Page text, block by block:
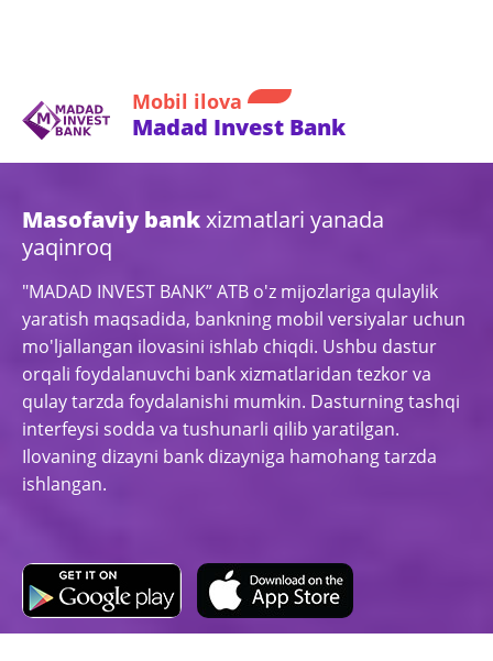
Mobil ilova
Madad Invest Bank
Masofaviy bankxizmatlari yanada
yaqinroq
"MADAD INVEST BANK” ATB o'z mijozlariga qulaylik
yaratish maqsadida, bankning mobil versiyalar uchun
mo'ljallangan ilovasini ishlab chiqdi. Ushbu dastur
orqali foydalanuvchi bank xizmatlaridan tezkor va
qulay tarzda foydalanishi mumkin. Dasturning tashqi
interfeysi sodda va tushunarli qilib yaratilgan.
Ilovaning dizayni bank dizayniga hamohang tarzda
ishlangan.